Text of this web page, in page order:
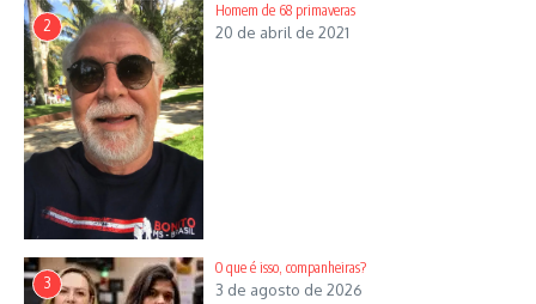
2
Homem de 68 primaveras
20 de abril de 2021
3
O que é isso, companheiras?
3 de agosto de 2026